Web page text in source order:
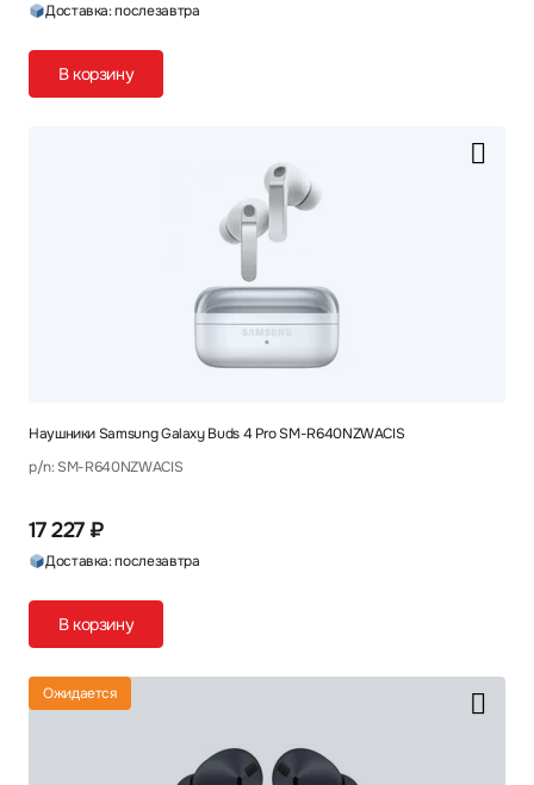
Доставка: послезавтра
В корзину
Наушники Samsung Galaxy Buds 4 Pro SM-R640NZWACIS
p/n: SM-R640NZWACIS
17 227 ₽
Доставка: послезавтра
В корзину
Ожидается